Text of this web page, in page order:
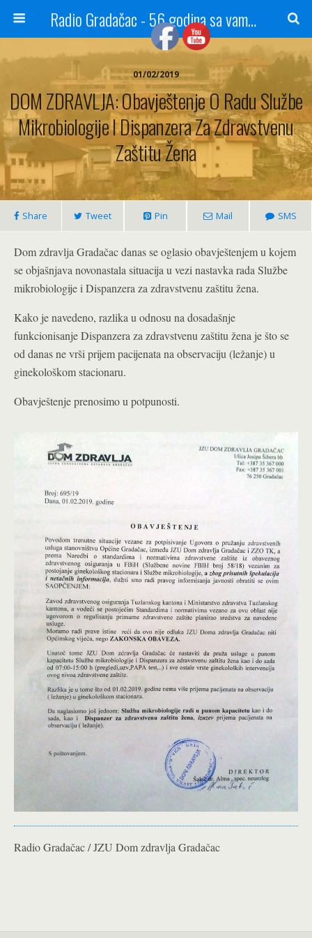
Radio Gradačac - 56 godina sa vama...
01/02/2019
DOM ZDRAVLJA: Obavještenje O Radu Službe
Mikrobiologije I Dispanzera Za Zdravstvenu
Zaštitu Žena
Share Tweet Pin Mail SMS
Dom zdravlja Gradačac danas se oglasio obavještenjem u kojem
se objašnjava novonastala situacija u vezi nastavka rada Službe
mikrobiologije i Dispanzera za zdravstvenu zaštitu žena.
Kako je navedeno, razlika u odnosu na dosadašnje
funkcionisanje Dispanzera za zdravstvenu zaštitu žena je što se
od danas ne vrši prijem pacijenata na observaciju (ležanje) u
ginekološkom stacionaru.
Obavještenje prenosimo u potpunosti.
Radio Gradačac / JZU Dom zdravlja Gradačac